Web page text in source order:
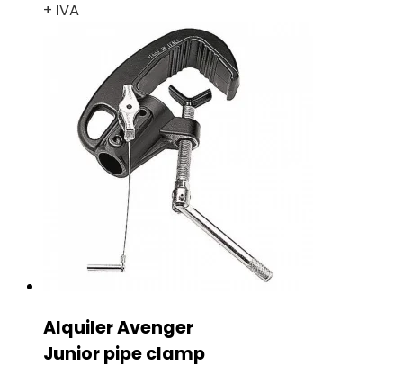
+ IVA
Alquiler Avenger
Junior pipe clamp